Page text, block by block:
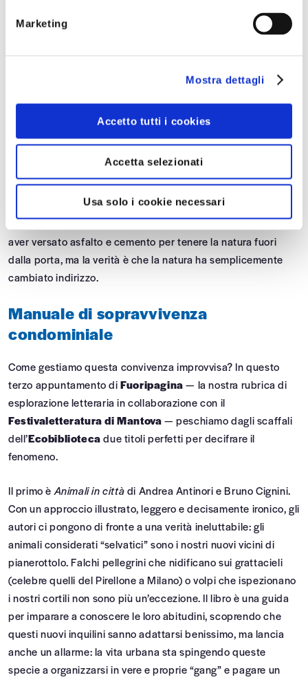
Marketing
Mostra dettagli
Accetto tutti i cookies
Accetta selezionati
Usa solo i cookie necessari
Speciali
documentario piuttosto bizzarro. Cinghiali che puntano i
gelati dei passanti, cacatua che si insegnano a vicenda come
dalle ultime ricerche scientifiche: gli animali selvatici si
Basti pensare che in una città come Firenze sono state
istrici, tassi e persino lupi. Spinti dai cambiamenti climatici e
dalla costante riduzione dei loro habitat naturali, questi
animali hanno scoperto che le nostre città offrono
temperature più miti e cibo in abbondanza. Credevamo di
aver versato asfalto e cemento per tenere la natura fuori
dalla porta, ma la verità è che la natura ha semplicemente
cambiato indirizzo.
Manuale di sopravvivenza
condominiale
Come gestiamo questa convivenza improvvisa? In questo
terzo appuntamento diFuoripagina— la nostra rubrica di
esplorazione letteraria in collaborazione con il
Festivaletteratura di Mantova— peschiamo dagli scaffali
dell’Ecobibliotecadue titoli perfetti per decifrare il
fenomeno.
Il primo è Animali in cittàdi Andrea Antinori e Bruno Cignini.
Con un approccio illustrato, leggero e decisamente ironico, gli
autori ci pongono di fronte a una verità ineluttabile: gli
animali considerati “selvatici” sono i nostri nuovi vicini di
pianerottolo. Falchi pellegrini che nidificano sui grattacieli
(celebre quelli del Pirellone a Milano) o volpi che ispezionano
i nostri cortili non sono più un’eccezione. Il libro è una guida
per imparare a conoscere le loro abitudini, scoprendo che
questi nuovi inquilini sanno adattarsi benissimo, ma lancia
anche un allarme: la vita urbana sta spingendo queste
specie a organizzarsi in vere e proprie “gang” e pagare un